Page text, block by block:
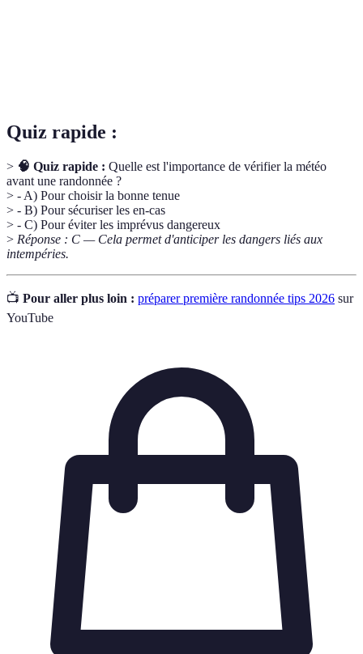
Quiz rapide :
> 🧠 Quiz rapide : Quelle est l'importance de vérifier la météo
avant une randonnée ?
> - A) Pour choisir la bonne tenue
> - B) Pour sécuriser les en-cas
> - C) Pour éviter les imprévus dangereux
> Réponse : C — Cela permet d'anticiper les dangers liés aux
intempéries.
📺 Pour aller plus loin : préparer première randonnée tips 2026 sur
YouTube